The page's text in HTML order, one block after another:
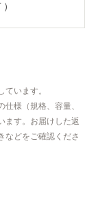
います。
様（規格、容量、
ます。お届けした返
などをご確認くださ